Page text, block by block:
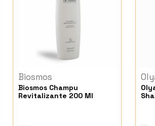
Biosmos
Biosmos Champu
Revitalizante 200 Ml